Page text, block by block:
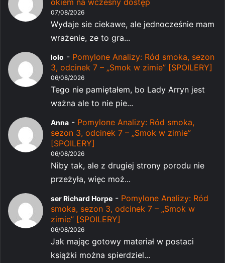
okiem na wczesny dostęp
07/08/2026
Wydaje sie ciekawe, ale jednocześnie mam
wrażenie, ze to gra...
lolo - Pomylone Analizy: Ród smoka, sezon
3, odcinek 7 – „Smok w zimie” [SPOILERY]
06/08/2026
Tego nie pamiętałem, bo Lady Arryn jest
ważna ale to nie pie...
Anna - Pomylone Analizy: Ród smoka,
sezon 3, odcinek 7 – „Smok w zimie”
[SPOILERY]
06/08/2026
Niby tak, ale z drugiej strony porodu nie
przeżyła, więc moż...
ser Richard Horpe - Pomylone Analizy: Ród
smoka, sezon 3, odcinek 7 – „Smok w
zimie” [SPOILERY]
06/08/2026
Jak mając gotowy materiał w postaci
książki można spierdziel...